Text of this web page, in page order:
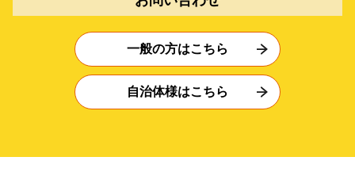
一般の方はこちら
自治体様はこちら